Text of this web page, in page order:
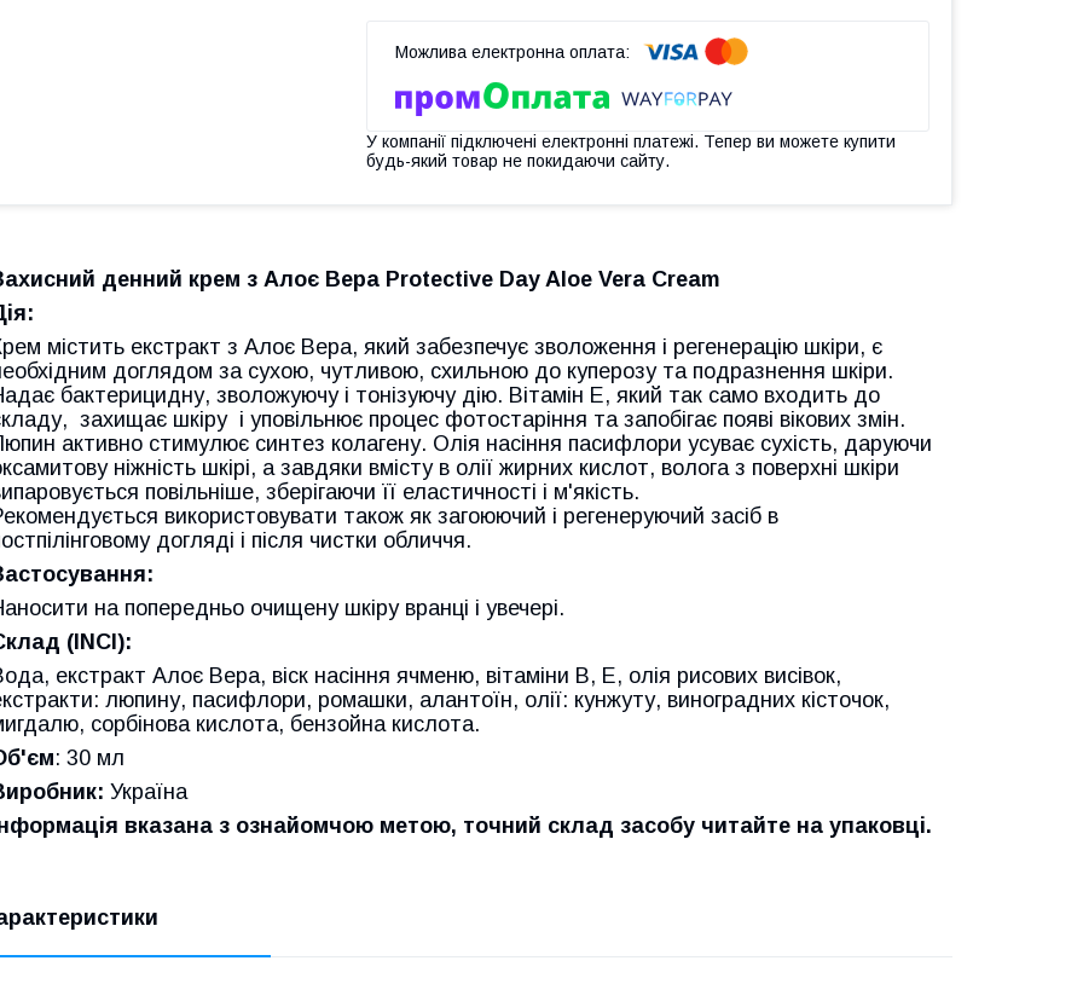
У компанії підключені електронні платежі. Тепер ви можете купити
будь-який товар не покидаючи сайту.
денний крем з Алоє Вера Protective Day Aloe Vera Cream
містить екстракт з Алоє Вера, який забезпечує зволоження і регенерацію шкіри, є
доглядом за сухою, чутливою, схильною до куперозу та подразнення шкіри.
бактерицидну, зволожуючу і тонізуючу дію. Вітамін Е, який так само входить до
захищає шкіру і уповільнює процес фотостаріння та запобігає появі вікових змін.
активно стимулює синтез колагену. Олія насіння пасифлори усуває сухість, даруючи
ніжність шкірі, а завдяки вмісту в олії жирних кислот, волога з поверхні шкіри
повільніше, зберігаючи її еластичності і м'якість.
використовувати також як загоюючий і регенеруючий засіб в
догляді і після чистки обличчя.
на попередньо очищену шкіру вранці і увечері.
(INCI):
екстракт Алоє Вера, віск насіння ячменю, вітаміни В, Е, олія рисових висівок,
люпину, пасифлори, ромашки, алантоїн, олії: кунжуту, виноградних кісточок,
сорбінова кислота, бензойна кислота.
: 30 мл
Україна
вказана з ознайомчою метою, точний склад засобу читайте на упаковці.